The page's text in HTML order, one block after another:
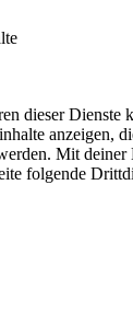
dieser Dienste
anzeigen,
Mit
folgende